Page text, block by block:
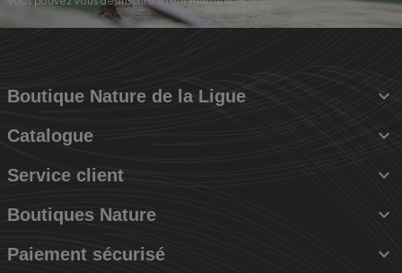
Boutique Nature de la Ligue 
Catalogue 
Service client 
Boutiques Nature 
Paiement sécurisé 